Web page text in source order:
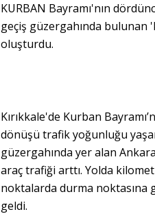
KURBAN Bayramı'nın
geçiş güzergahında bulunan
oluşturdu.
Kırıkkale'de Kurban
dönüşü trafik yoğunluğu
güzergahında yer alan
araç trafiği arttı. Yolda
noktalarda durma noktasına
geldi.